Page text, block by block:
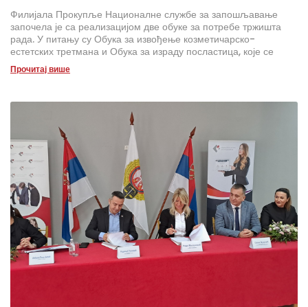
Филијала Прокупље Националне службе за запошљавање
започела је са реализацијом две обуке за потребе тржишта
рада. У питању су Обука за извођење козметичарско-
естетских третмана и Обука за израду посластица, које се
реализују и финансирају из средстава ИПА 2020 програмског
циклуса.
Прочитај више